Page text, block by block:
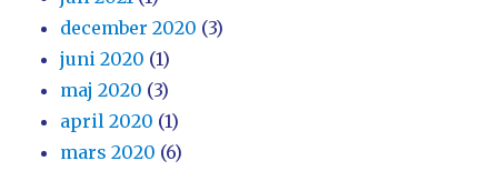
december 2020 (3)
juni 2020 (1)
maj 2020 (3)
april 2020 (1)
mars 2020 (6)